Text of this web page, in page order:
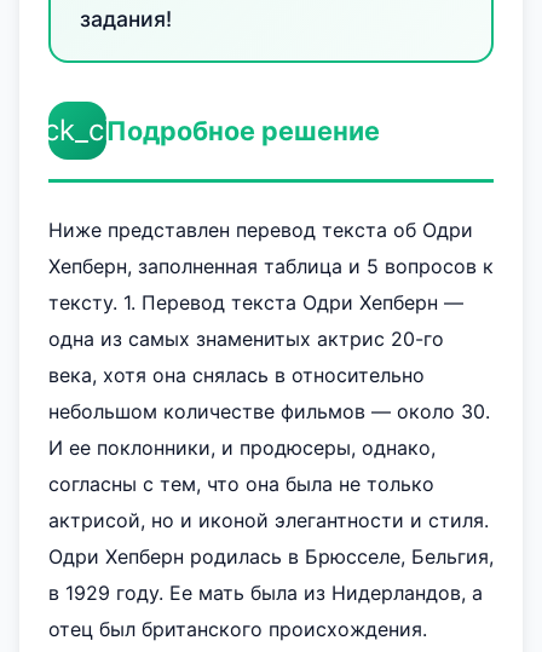
задания!
Подробное решение
Ниже представлен перевод текста об Одри
Хепберн, заполненная таблица и 5 вопросов к
тексту. 1. Перевод текста Одри Хепберн —
одна из самых знаменитых актрис 20-го
века, хотя она снялась в относительно
небольшом количестве фильмов — около 30.
И ее поклонники, и продюсеры, однако,
согласны с тем, что она была не только
актрисой, но и иконой элегантности и стиля.
Одри Хепберн родилась в Брюсселе, Бельгия,
в 1929 году. Ее мать была из Нидерландов, а
отец был британского происхождения.